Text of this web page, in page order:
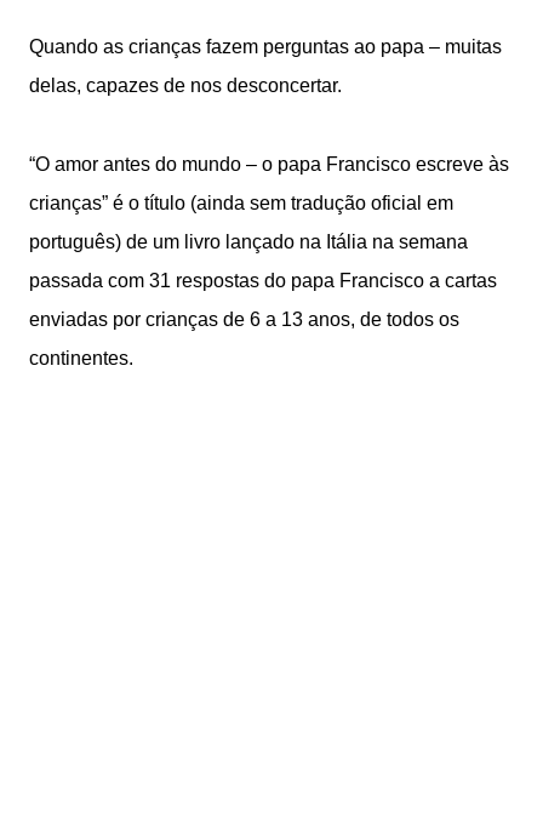
Quando as crianças fazem perguntas ao papa – muitas
delas, capazes de nos desconcertar.
“O amor antes do mundo – o papa Francisco escreve às
crianças” é o título (ainda sem tradução oficial em
português) de um livro lançado na Itália na semana
passada com 31 respostas do papa Francisco a cartas
enviadas por crianças de 6 a 13 anos, de todos os
continentes.